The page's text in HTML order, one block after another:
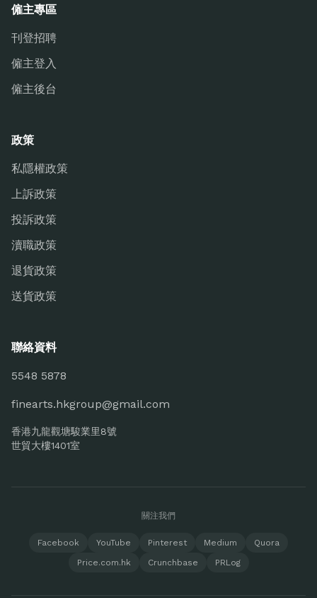
僱主專區
刊登招聘
僱主登入
僱主後台
政策
私隱權政策
上訴政策
投訴政策
瀆職政策
退貨政策
送貨政策
聯絡資料
5548 5878
finearts.hkgroup@gmail.com
香港九龍觀塘駿業里8號
世貿大樓1401室
關注我們
Facebook YouTube Pinterest Medium
Quora
Price.com.hk
Crunchbase PRLog